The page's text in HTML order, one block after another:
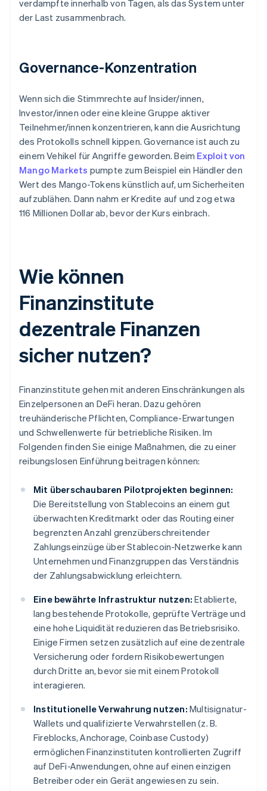
verdampfte innerhalb von Tagen, als das System unter
der Last zusammenbrach.
Governance-Konzentration
Wenn sich die Stimmrechte auf Insider/innen,
Investor/innen oder eine kleine Gruppe aktiver
Teilnehmer/innen konzentrieren, kann die Ausrichtung
des Protokolls schnell kippen. Governance ist auch zu
einem Vehikel für Angriffe geworden. Beim Exploit von
Mango Markets pumpte zum Beispiel ein Händler den
Wert des Mango-Tokens künstlich auf, um Sicherheiten
aufzublähen. Dann nahm er Kredite auf und zog etwa
116 Millionen Dollar ab, bevor der Kurs einbrach.
Wie können
Finanzinstitute
dezentrale Finanzen
sicher nutzen?
Finanzinstitute gehen mit anderen Einschränkungen als
Einzelpersonen an DeFi heran. Dazu gehören
treuhänderische Pflichten, Compliance-Erwartungen
und Schwellenwerte für betriebliche Risiken. Im
Folgenden finden Sie einige Maßnahmen, die zu einer
reibungslosen Einführung beitragen können:
Mit überschaubaren Pilotprojekten beginnen:
Die Bereitstellung von Stablecoins an einem gut
überwachten Kreditmarkt oder das Routing einer
begrenzten Anzahl grenzüberschreitender
Zahlungseinzüge über Stablecoin-Netzwerke kann
Unternehmen und Finanzgruppen das Verständnis
der Zahlungsabwicklung erleichtern.
Eine bewährte Infrastruktur nutzen: Etablierte,
lang bestehende Protokolle, geprüfte Verträge und
eine hohe Liquidität reduzieren das Betriebsrisiko.
Einige Firmen setzen zusätzlich auf eine dezentrale
Versicherung oder fordern Risikobewertungen
durch Dritte an, bevor sie mit einem Protokoll
interagieren.
Institutionelle Verwahrung nutzen: Multisignatur-
Wallets und qualifizierte Verwahrstellen (z. B.
Fireblocks, Anchorage, Coinbase Custody)
ermöglichen Finanzinstituten kontrollierten Zugriff
auf DeFi-Anwendungen, ohne auf einen einzigen
Betreiber oder ein Gerät angewiesen zu sein.